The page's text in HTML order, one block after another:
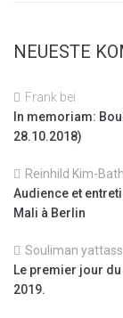
NEUESTE
Frank bei
In memoriam:
28.10.2018)
Reinhild Kim-
Audience et
Mali à Berlin
Souliman
Le premier jour
2019.